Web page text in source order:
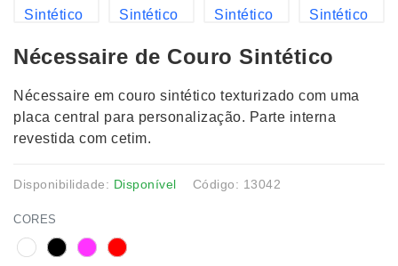
Nécessaire de Couro Sintético
Nécessaire em couro sintético texturizado com uma
placa central para personalização. Parte interna
revestida com cetim.
Disponibilidade: Disponível Código: 13042
CORES